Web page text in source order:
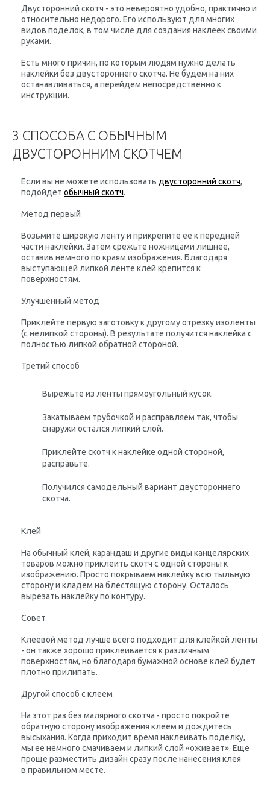
Двусторонний скотч - это невероятно удобно, практично и
относительно недорого. Его используют для многих
видов поделок, в том числе для создания наклеек своими
руками.
Есть много причин, по которым людям нужно делать
наклейки без двустороннего скотча. Не будем на них
останавливаться, а перейдем непосредственно к
инструкции.
3 СПОСОБА С ОБЫЧНЫМ
ДВУСТОРОННИМ СКОТЧЕМ
Если вы не можете использовать двусторонний скотч,
подойдет обычный скотч.
Метод первый
Возьмите широкую ленту и прикрепите ее к передней
части наклейки. Затем срежьте ножницами лишнее,
оставив немного по краям изображения. Благодаря
выступающей липкой ленте клей крепится к
поверхностям.
Улучшенный метод
Приклейте первую заготовку к другому отрезку изоленты
(с нелипкой стороны). В результате получится наклейка с
полностью липкой обратной стороной.
Третий способ
Вырежьте из ленты прямоугольный кусок.
Закатываем трубочкой и расправляем так, чтобы
снаружи остался липкий слой.
Приклейте скотч к наклейке одной стороной,
расправьте.
Получился самодельный вариант двустороннего
скотча.
Клей
На обычный клей, карандаш и другие виды канцелярских
товаров можно приклеить скотч с одной стороны к
изображению. Просто покрываем наклейку всю тыльную
сторону и кладем на блестящую сторону. Осталось
вырезать наклейку по контуру.
Совет
Клеевой метод лучше всего подходит для клейкой ленты
- он также хорошо приклеивается к различным
поверхностям, но благодаря бумажной основе клей будет
плотно прилипать.
Другой способ с клеем
На этот раз без малярного скотча - просто покройте
обратную сторону изображения клеем и дождитесь
высыхания. Когда приходит время наклеивать поделку,
мы ее немного смачиваем и липкий слой «оживает». Еще
проще разместить дизайн сразу после нанесения клея
в правильном месте.